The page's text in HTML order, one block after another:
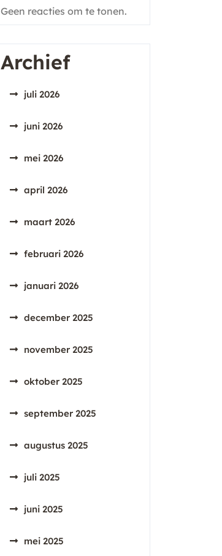
Geen reacties om te tonen.
Archief
juli 2026
juni 2026
mei 2026
april 2026
maart 2026
februari 2026
januari 2026
december 2025
november 2025
oktober 2025
september 2025
augustus 2025
juli 2025
juni 2025
mei 2025